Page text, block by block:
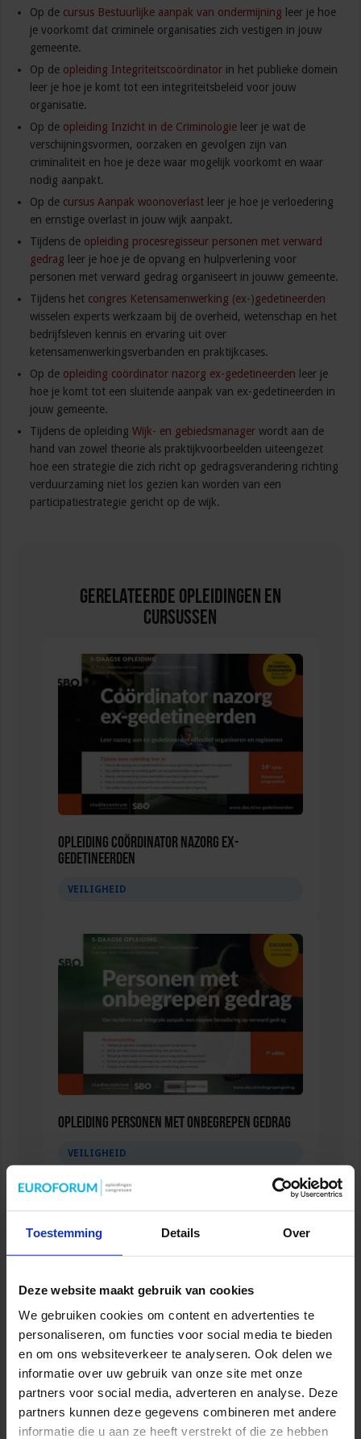
Toestemming Details Over
Deze website maakt gebruik van cookies
We gebruiken cookies om content en advertenties te
personaliseren, om functies voor social media te bieden
en om ons websiteverkeer te analyseren. Ook delen we
informatie over uw gebruik van onze site met onze
partners voor social media, adverteren en analyse. Deze
partners kunnen deze gegevens combineren met andere
informatie die u aan ze heeft verstrekt of die ze hebben
Op de cursus Bestuurlijke aanpak van ondermijning leer je hoe
je voorkomt dat criminele organisaties zich vestigen in jouw
gemeente.
Op de opleiding Integriteitscoördinator in het publieke domein
leer je hoe je komt tot een integriteitsbeleid voor jouw
organisatie.
Op de opleiding Inzicht in de Criminologie leer je wat de
verschijningsvormen, oorzaken en gevolgen zijn van
criminaliteit en hoe je deze waar mogelijk voorkomt en waar
nodig aanpakt.
Op de cursus Aanpak woonoverlast leer je hoe je verloedering
en ernstige overlast in jouw wijk aanpakt.
Tijdens de opleiding procesregisseur personen met verward
gedrag leer je hoe je de opvang en hulpverlening voor
personen met verward gedrag organiseert in jouww gemeente.
Tijdens het congres Ketensamenwerking (ex-)gedetineerden
wisselen experts werkzaam bij de overheid, wetenschap en het
bedrijfsleven kennis en ervaring uit over
ketensamenwerkingsverbanden en praktijkcases.
Op de opleiding coördinator nazorg ex-gedetineerden leer je
hoe je komt tot een sluitende aanpak van ex-gedetineerden in
jouw gemeente.
Tijdens de opleidingWijk- en gebiedsmanager wordt aan de
hand van zowel theorie als praktijkvoorbeelden uiteengezet
hoe een strategie die zich richt op gedragsverandering richting
verduurzaming niet los gezien kan worden van een
participatiestrategie gericht op de wijk.
Gerelateerde Opleidingen en
Cursussen
Opleiding Coördinator nazorg ex-
gedetineerden
VEILIGHEID
Opleiding Personen met onbegrepen gedrag
VEILIGHEID
Opleiding Sociale Veiligheid in de Organisatie
VEILIGHEID